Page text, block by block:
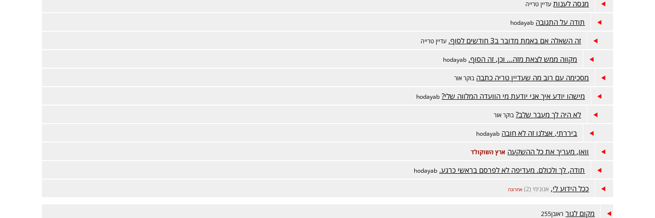
מנסה לענות עדיין טרייה
תודה על התגובה hodayab
זה השאלה אם באמת מדובר ב3 חודשים לסוף. עדיין טרייה
מקווה ממש לצאת מזה... וכן, זה הסוף. hodayab
מסכימה עם רוב מה שעדיין טריה כתבה בוקר אור
מישהו יודע איך אני יודעת מי הוועדה המלווה שלי? hodayab
לא היה לך מעבר שלב? בוקר אור
ביררתי, אצלנו זה לא חובה hodayab
וואו, מעריך את כל ההשקעה ארץ השוקולד
תודה, לך ולכולם. מעדיפה לא לפרסם בראשי כרגע. hodayab
ככל הידוע לי, אנונימי (2) אחרונה
מקום לגור ראובן255